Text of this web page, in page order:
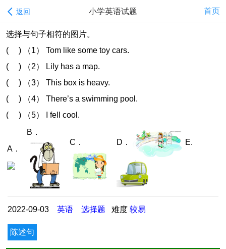
返回 小学英语试题 首页
选择与句子相符的图片。
( ) （1） Tom like some toy cars.
( ) （2） Lily has a map.
( ) （3） This box is heavy.
( ) （4） There’s a swimming pool.
( ) （5） I fell cool.
A．
B．
C．
D． E.
2022-09-03 英语 选择题 难度 较易
陈述句